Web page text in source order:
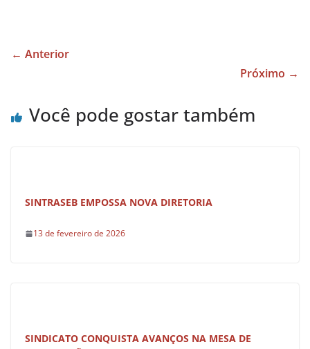
e
o p
← Anterior
Próximo →
Você pode gostar também
SINTRASEB EMPOSSA NOVA DIRETORIA
13 de fevereiro de 2026
SINDICATO CONQUISTA AVANÇOS NA MESA DE